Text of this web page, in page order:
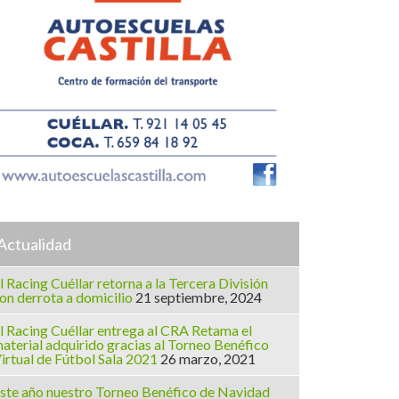
Racing Cuéllar retorna a la Tercera División
derrota a domicilio 21 septiembre, 2024
Racing Cuéllar entrega al CRA Retama el
adquirido gracias al Torneo Benéfico
de Fútbol Sala 2021 26 marzo, 2021
año nuestro Torneo Benéfico de Navidad